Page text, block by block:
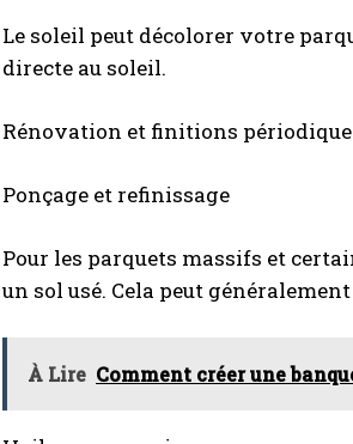
Le soleil peut décolorer votre
directe au soleil.
Rénovation et finitions
Ponçage et refinissage
Pour les parquets massifs et
un sol usé. Cela peut
À Lire Comment créer une